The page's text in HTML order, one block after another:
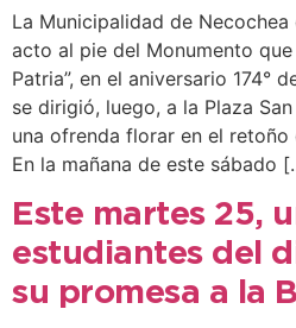
La Municipalidad de
acto al pie del Monumento que
Patria”, en el aniversario 174°
se dirigió, luego, a la Plaza
una ofrenda florar en el retoño
En la mañana de este sábado
Este martes 25,
estudiantes del
su promesa a la